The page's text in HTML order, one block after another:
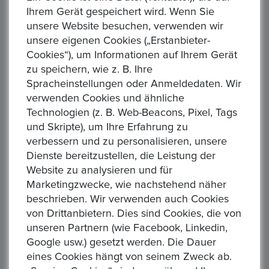
Zeit: :4 days 08:54:44
ÖSTERREICH. Wiener Philharmoniker 1,50 Euro Prägejahr:
2011 Gewicht: 31,1g Material: 999/1.000 Silber Erhaltung: s.
ohne Kapsel (siehe Bild) KM#3159 Die Ware ist d...
ÖSTERREICH. Wiener Philharmoniker 2008 1,50
Euro 1 Unze FM-Frankfurt, Feinsilber: 31,1g
Höchstbietender :M******n
Zeit: :4 days 08:52:44
ÖSTERREICH. Wiener Philharmoniker 1,50 Euro Prägejahr:
Ihrem Gerät gespeichert wird. Wenn Sie
unsere Website besuchen, verwenden wir
unsere eigenen Cookies („Erstanbieter-
Cookies“), um Informationen auf Ihrem Gerät
zu speichern, wie z. B. Ihre
Spracheinstellungen oder Anmeldedaten. Wir
verwenden Cookies und ähnliche
Technologien (z. B. Web-Beacons, Pixel, Tags
und Skripte), um Ihre Erfahrung zu
verbessern und zu personalisieren, unsere
Dienste bereitzustellen, die Leistung der
Website zu analysieren und für
Marketingzwecke, wie nachstehend näher
beschrieben. Wir verwenden auch Cookies
von Drittanbietern. Dies sind Cookies, die von
unseren Partnern (wie Facebook, Linkedin,
Google usw.) gesetzt werden. Die Dauer
eines Cookies hängt von seinem Zweck ab.